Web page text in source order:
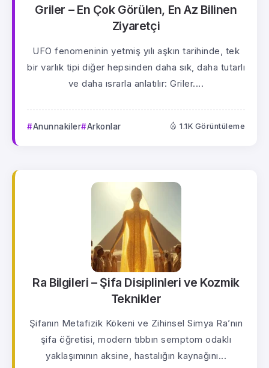
Griler – En Çok Görülen, En Az Bilinen
Ziyaretçi
UFO fenomeninin yetmiş yılı aşkın tarihinde, tek
bir varlık tipi diğer hepsinden daha sık, daha tutarlı
ve daha ısrarla anlatılır: Griler....
Anunnakiler Arkonlar 1.1K Görüntüleme
Ra Bilgileri – Şifa Disiplinleri ve Kozmik
Teknikler
Şifanın Metafizik Kökeni ve Zihinsel Simya Ra’nın
şifa öğretisi, modern tıbbın semptom odaklı
yaklaşımının aksine, hastalığın kaynağını...